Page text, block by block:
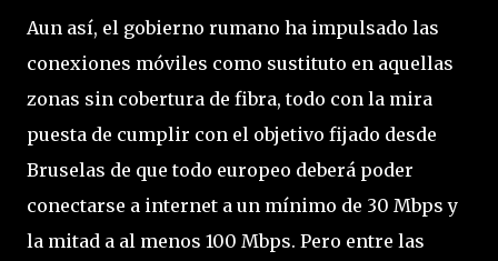
Aun así, el gobierno rumano ha impulsado las
conexiones móviles como sustituto en aquellas
zonas sin cobertura de fibra, todo con la mira
puesta de cumplir con el objetivo fijado desde
Bruselas de que todo europeo deberá poder
conectarse a internet a un mínimo de 30 Mbps y
la mitad a al menos 100 Mbps. Pero entre las